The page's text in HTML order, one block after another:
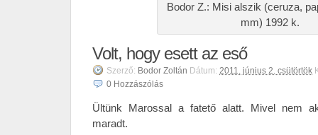
Bodor Z.: Misi alszik (ceruza,
mm) 1992 k.
Volt, hogy esett az eső
Szerző: Bodor Zoltán Dátum: 2011. június 2. csütörtök
0 Hozzászólás
Ültünk Marossal a fatető alatt. Mivel nem
maradt.